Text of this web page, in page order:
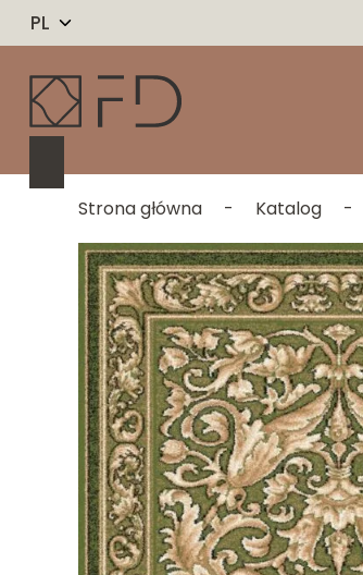
PL
Strona główna - Katalog -